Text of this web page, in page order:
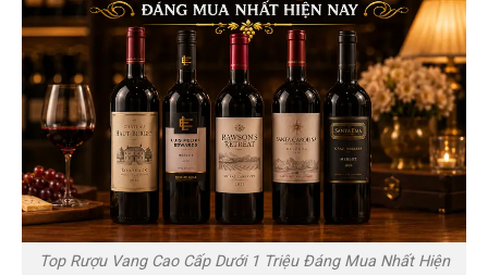
Top Rượu Vang Cao Cấp Dưới 1 Triệu Đáng Mua Nhất Hiện